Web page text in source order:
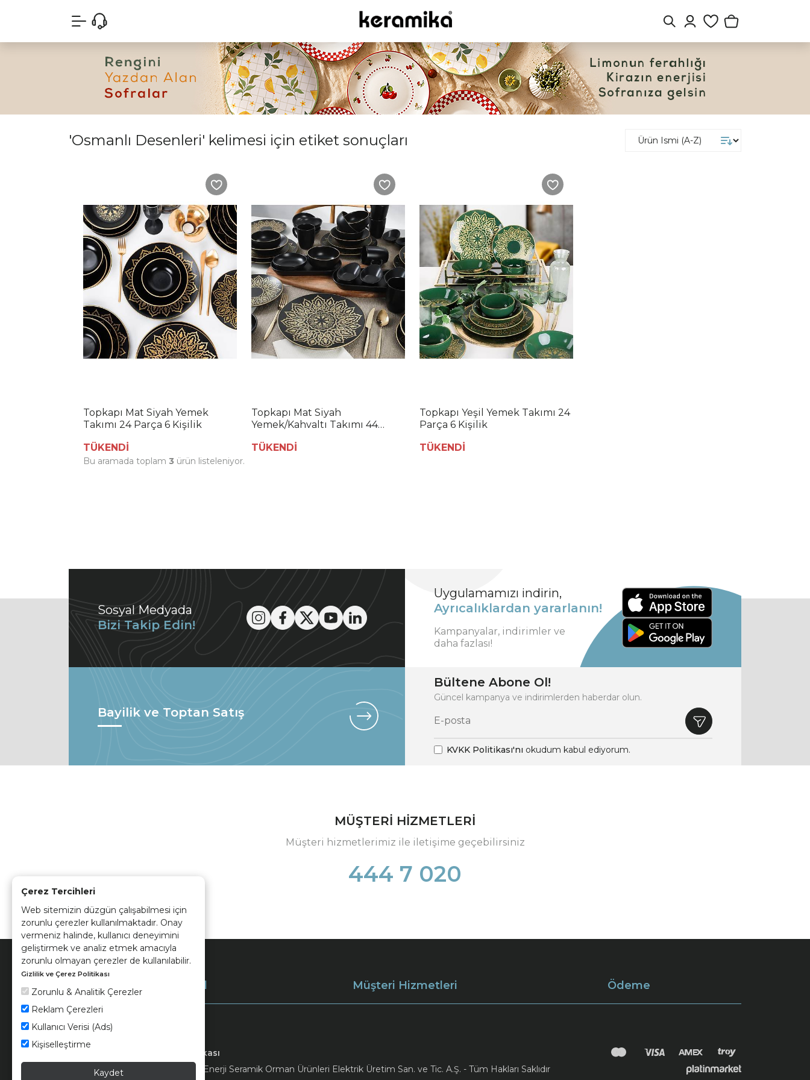
Çerez Tercihleri
Web sitemizin düzgün çalışabilmesi için
zorunlu çerezler kullanılmaktadır. Onay
vermeniz halinde, kullanıcı deneyimini
geliştirmek ve analiz etmek amacıyla
zorunlu olmayan çerezler de kullanılabilir.
Gizlilik ve Çerez Politikası
Zorunlu & Analitik Çerezler
Reklam Çerezleri
Kullanıcı Verisi (Ads)
Kişiselleştirme
Kaydet
'Osmanlı Desenleri' kelimesi için etiket sonuçları
Topkapı Mat Siyah Yemek
Takımı 24 Parça 6 Kişilik
TÜKENDİ
Topkapı Mat Siyah
Yemek/Kahvaltı Takımı 44
TÜKENDİ
Topkapı Yeşil Yemek Takımı 24
Parça 6 Kişilik
TÜKENDİ
Bu aramada toplam 3 ürün listeleniyor.
Sosyal Medyada
Bizi Takip Edin!
Uygulamamızı indirin,
Ayrıcalıklardan yararlanın!
Kampanyalar, indirimler ve
daha fazlası!
Bayilik ve Toptan Satış
Bültene Abone Ol!
Güncel kampanya ve indirimlerden haberdar olun.
KVKK Politikası'nı okudum kabul ediyorum.
MÜŞTERİ HİZMETLERİ
Müşteri hizmetlerimiz ile iletişime geçebilirsiniz
444 7 020
Müşteri Hizmetleri Ödeme
Kvkk ve Çerez Politikası
© 2026 Ünsa Madencilik Turizm Enerji Seramik Orman Ürünleri Elektrik Üretim San. ve Tic. A.Ş. - Tüm Hakları Saklıdır